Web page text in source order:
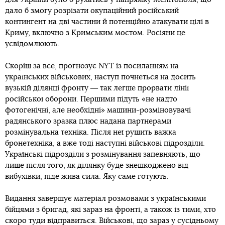
дало б змогу розрізати окупаційний російський
контингент на дві частини й потенційно атакувати цілі в
Криму, включно з Кримським мостом. Росіяни це
усвідомлюють.
Скоріш за все, прогнозує NYT із посиланням на
українських військових, наступ почнеться на досить
вузькій ділянці фронту ― так легше прорвати лінії
російської оборони. Першими підуть «не надто
фотогенічні, але необхідні» машини-розміновувачі
радянського зразка плюс надана партнерами
розмінувальна техніка. Після неї рушить важка
бронетехніка, а вже тоді наступні військові підрозділи.
Українські підрозділи з розмінування запевняють, що
лише після того, як ділянку буде знешкоджено від
вибухівки, піде жива сила. Яку саме готують.
Видання завершує матеріал розмовами з українськими
бійцями з бригад, які зараз на фронті, а також із тими, хто
скоро туди відправиться. Військові, що зараз у сусідньому